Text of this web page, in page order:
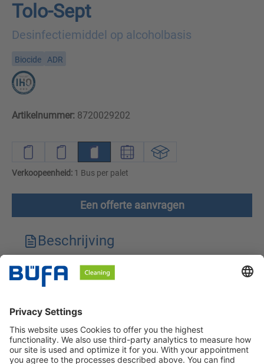
Tolo-Sept
Desinfectiemiddel op alcoholbasis
Biocide ADR
Artikelnummer: 8720029202
Verkoopeenheid: 1 Bus per palet
Een offerte aanvragen
Beschrijving
Technische kenmerken
Veiligheidsinstructies